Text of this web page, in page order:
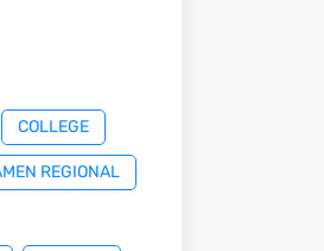
COLLEGE
REGIONAL